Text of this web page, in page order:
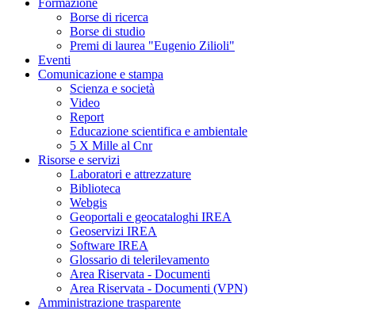
Formazione
Borse di ricerca
Borse di studio
Premi di laurea "Eugenio Zilioli"
Eventi
Comunicazione e stampa
Scienza e società
Video
Report
Educazione scientifica e ambientale
5 X Mille al Cnr
Risorse e servizi
Laboratori e attrezzature
Biblioteca
Webgis
Geoportali e geocataloghi IREA
Geoservizi IREA
Software IREA
Glossario di telerilevamento
Area Riservata - Documenti
Area Riservata - Documenti (VPN)
Amministrazione trasparente